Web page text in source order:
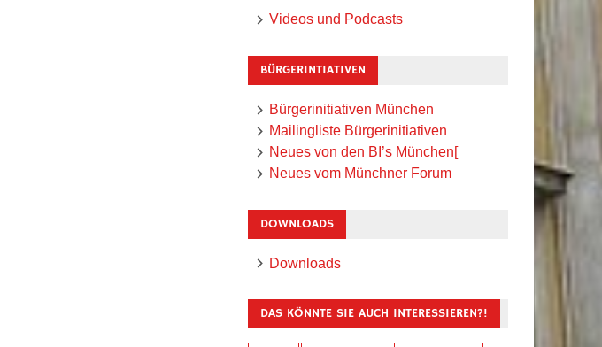
Videos und Podcasts
BÜRGERINTIATIVEN
Bürgerinitiativen München
Mailingliste Bürgerinitiativen
Neues von den BI’s München[
Neues vom Münchner Forum
DOWNLOADS
Downloads
DAS KÖNNTE SIE AUCH INTERESSIEREN?!